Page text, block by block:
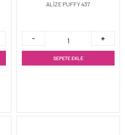
ALİZE PUFFY 437
SEPETE EKLE